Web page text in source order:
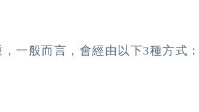
一般而言，會經由以下3種方式：